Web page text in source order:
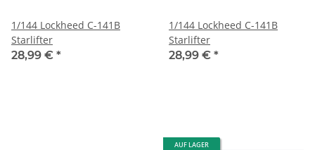
1/144 Lockheed C-141B
Starlifter
28,99 € *
1/144 Lockheed C-141B
Starlifter
28,99 € *
AUF LAGER